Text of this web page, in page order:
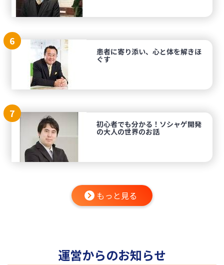
6
患者に寄り添い、心と体を解きほ
ぐす
7
初心者でも分かる！ソシャゲ開発
の大人の世界のお話
もっと見る
運営からのお知らせ